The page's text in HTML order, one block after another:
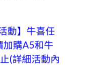
動】牛喜任
加購A5和牛
(詳細活動內